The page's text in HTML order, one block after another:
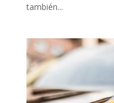
también...